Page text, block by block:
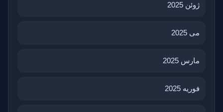
ژوئن 2025
می 2025
مارس 2025
فوریه 2025